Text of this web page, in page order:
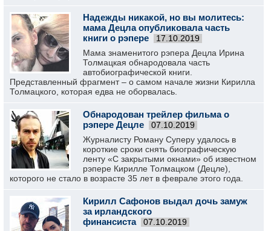
Надежды никакой, но вы молитесь:
мама Децла опубликовала часть
книги о рэпере
17.10.2019
Мама знаменитого рэпера Децла Ирина
Толмацкая обнародовала часть
автобиографической книги.
Представленный фрагмент – о самом начале жизни Кирилла
Толмацкого, которая едва не оборвалась.
Обнародован трейлер фильма о
рэпере Децле
07.10.2019
Журналисту Роману Суперу удалось в
короткие сроки снять биографическую
ленту «С закрытыми окнами» об известном
рэпере Кирилле Толмацком (Децле),
которого не стало в возрасте 35 лет в феврале этого года.
Кирилл Сафонов выдал дочь замуж
за ирландского
финансиста
07.10.2019